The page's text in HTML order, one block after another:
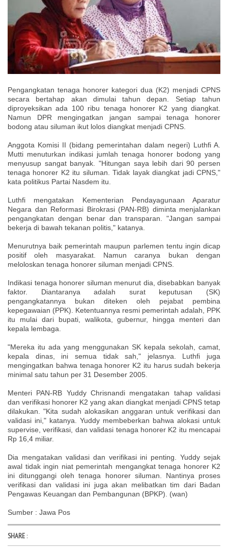
Pengangkatan tenaga honorer kategori dua (K2) menjadi CPNS
secara bertahap akan dimulai tahun depan. Setiap tahun
diproyeksikan ada 100 ribu tenaga honorer K2 yang diangkat.
Namun DPR mengingatkan jangan sampai tenaga honorer
bodong atau siluman ikut lolos diangkat menjadi CPNS.
Anggota Komisi II (bidang pemerintahan dalam negeri) Luthfi A.
Mutti menuturkan indikasi jumlah tenaga honorer bodong yang
menyusup sangat banyak. "Hitungan saya lebih dari 90 persen
tenaga honorer K2 itu siluman. Tidak layak diangkat jadi CPNS,"
kata politikus Partai Nasdem itu.
Luthfi mengatakan Kementerian Pendayagunaan Aparatur
Negara dan Reformasi Birokrasi (PAN-RB) diminta menjalankan
pengangkatan dengan benar dan transparan. "Jangan sampai
bekerja di bawah tekanan politis," katanya.
Menurutnya baik pemerintah maupun parlemen tentu ingin dicap
positif oleh masyarakat. Namun caranya bukan dengan
meloloskan tenaga honorer siluman menjadi CPNS.
Indikasi tenaga honorer siluman menurut dia, disebabkan banyak
faktor. Diantaranya adalah surat keputusan (SK)
pengangkatannya bukan diteken oleh pejabat pembina
kepegawaian (PPK). Ketentuannya resmi pemerintah adalah, PPK
itu mulai dari bupati, walikota, gubernur, hingga menteri dan
kepala lembaga.
"Mereka itu ada yang menggunakan SK kepala sekolah, camat,
kepala dinas, ini semua tidak sah," jelasnya. Luthfi juga
mengingatkan bahwa tenaga honorer K2 itu harus sudah bekerja
minimal satu tahun per 31 Desember 2005.
Menteri PAN-RB Yuddy Chrisnandi mengatakan tahap validasi
dan verifikasi honorer K2 yang akan diangkat menjadi CPNS tetap
dilakukan. "Kita sudah alokasikan anggaran untuk verifikasi dan
validasi ini," katanya. Yuddy membeberkan bahwa alokasi untuk
supervise, verifikasi, dan validasi tenaga honorer K2 itu mencapai
Rp 16,4 miliar.
Dia mengatakan validasi dan verifikasi ini penting. Yuddy sejak
awal tidak ingin niat pemerintah mengangkat tenaga honorer K2
ini ditunggangi oleh tenaga honorer siluman. Nantinya proses
verifikasi dan validasi ini juga akan melibatkan tim dari Badan
Pengawas Keuangan dan Pembangunan (BPKP). (wan)
Sumber : Jawa Pos
SHARE :